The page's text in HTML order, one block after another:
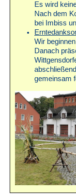
Es wird
Nach dem
bei Imbiss
Wir
Danach
gemeinsam